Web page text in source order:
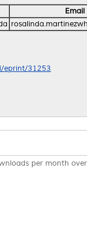
Email
eprint/31253
per month